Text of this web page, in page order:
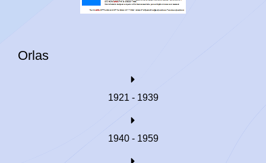
Orlas
1921 - 1939
1940 - 1959